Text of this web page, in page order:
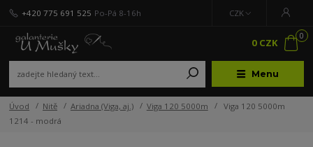
Menu
CZK
+420 775 691 525 Po-Pá 8-16h
0
0 CZK
Úvod Nitě Ariadna (Viga, aj.) Viga 120 5000m
Viga 120 5000m
1214 - modrá